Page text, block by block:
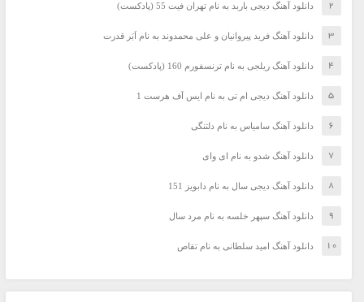
دانلود آهنگ دیجی باربد به نام تهران فیت 55 (پادکست)
دانلود آهنگ فرید پیروانیان و علی محمدوند به نام اَبَر قدرت
دانلود آهنگ ریلجی به نام ترنسفورم 160 (پادکست)
دانلود آهنگ دیجی ام تی به نام ایس آف هرست 1
دانلود آهنگ سامیاس به نام دلتنگی
دانلود آهنگ شدو به نام ای وای
دانلود آهنگ دیجی سال به نام دابویز 151
دانلود آهنگ سپهر خلسه به نام مرد سال
دانلود آهنگ امید سلطانی به نام تقاص